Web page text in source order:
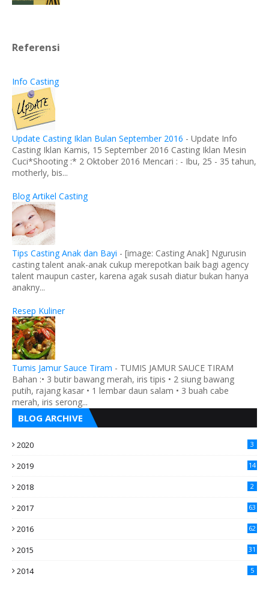
Referensi
Info Casting
Update Casting Iklan Bulan September 2016 - Update Info
Casting Iklan Kamis, 15 September 2016 Casting Iklan Mesin
Cuci*Shooting :* 2 Oktober 2016 Mencari : - Ibu, 25 - 35 tahun,
motherly, bis...
Blog Artikel Casting
Tips Casting Anak dan Bayi - [image: Casting Anak] Ngurusin
casting talent anak-anak cukup merepotkan baik bagi agency
talent maupun caster, karena agak susah diatur bukan hanya
anakny...
Resep Kuliner
Tumis Jamur Sauce Tiram - TUMIS JAMUR SAUCE TIRAM
Bahan :• 3 butir bawang merah, iris tipis • 2 siung bawang
putih, rajang kasar • 1 lembar daun salam • 3 buah cabe
merah, iris serong...
BLOG ARCHIVE
2020 3
2019 14
2018 2
2017 63
2016
62
2015
31
2014 5